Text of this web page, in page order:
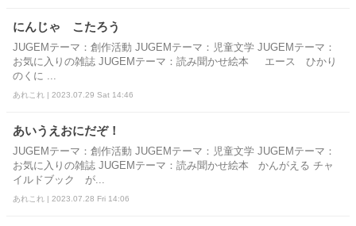
にんじゃ こたろう
JUGEMテーマ：創作活動 JUGEMテーマ：児童文学 JUGEMテーマ：
お気に入りの雑誌 JUGEMテーマ：読み聞かせ絵本 エース ひかり
のくに ...
あれこれ | 2023.07.29 Sat 14:46
あいうえおにだぞ！
JUGEMテーマ：創作活動 JUGEMテーマ：児童文学 JUGEMテーマ：
お気に入りの雑誌 JUGEMテーマ：読み聞かせ絵本 かんがえる チャ
イルドブック が...
あれこれ | 2023.07.28 Fri 14:06